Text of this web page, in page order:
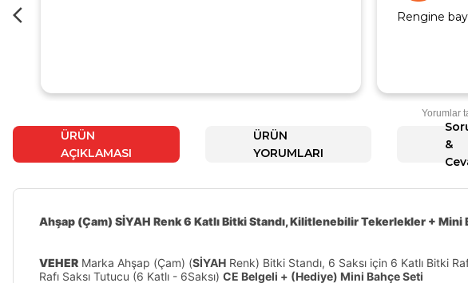
Rengine
Yorumlar
ÜRÜN
AÇIKLAMASI
ÜRÜN
YORUMLARI
&
Ahşap (Çam) SİYAH Renk 6 Katlı Bitki Standı, Kilitlenebilir Tekerlekler + Mini
VEHER Marka Ahşap (Çam) (SİYAH Renk) Bitki Standı, 6 Saksı için 6 Katlı Bitki
Rafı Saksı Tutucu (6 Katlı - 6Saksı) CE Belgeli + (Hediye) Mini Bahçe Seti